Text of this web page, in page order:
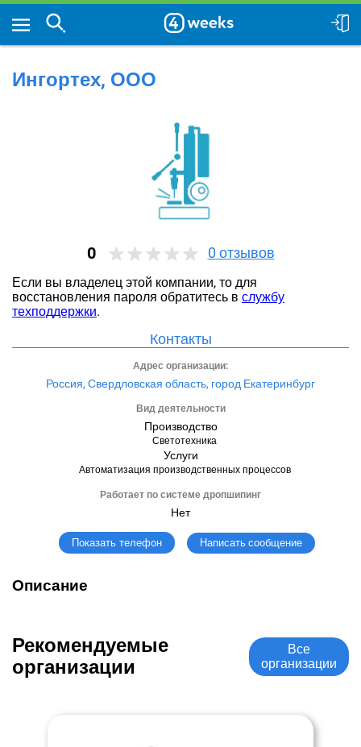
Ингортех, ООО
0 0 отзывов
Если вы владелец этой компании, то для
восстановления пароля обратитесь в службу
техподдержки.
Контакты
Адрес организации:
Россия, Свердловская область, город Екатеринбург
Вид деятельности
Производство
Светотехника
Услуги
Автоматизация производственных процессов
Работает по системе дропшипинг
Нет
Показать телефон Написать сообщение
Описание
Рекомендуемые
организации
Все
организации